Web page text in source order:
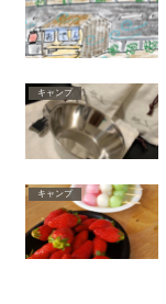
キャンプ
キャンプ